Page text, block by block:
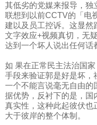
其低劣的党媒来报导，独
联想到以前CCTV的「电
建以及员工控诉。这显然
文字效应+视频真切，无
达到一个坏人说出任何话
如 果在正常民主法治国
手段来验证郭是好是坏，
一个不能言说毫无自由的
据优势，反衬下的是，国
真实性，这种此起彼伏也
大于彼岸的整个体制。